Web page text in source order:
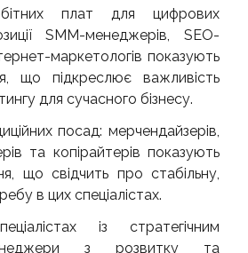
плат для цифрових
SMM-менеджерів, SEO-
маркетологів показують
що підкреслює важливість
для сучасного бізнесу.
посад: мерчендайзерів,
та копірайтерів показують
що свідчить про стабільну,
в цих спеціалістах.
із стратегічним
з розвитку та